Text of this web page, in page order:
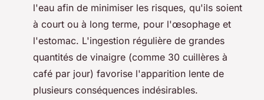
l'eau afin de minimiser les risques, qu'ils soient
à court ou à long terme, pour l'œsophage et
l'estomac. L'ingestion régulière de grandes
quantités de vinaigre (comme 30 cuillères à
café par jour) favorise l'apparition lente de
plusieurs conséquences indésirables.